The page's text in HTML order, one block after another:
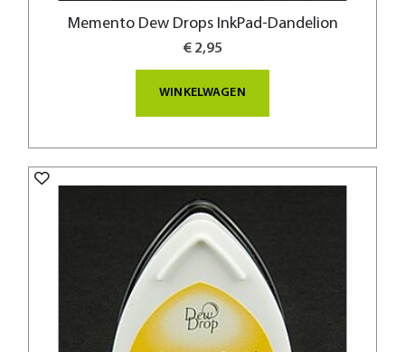
Memento Dew Drops InkPad-Dandelion
€ 2,95
WINKELWAGEN